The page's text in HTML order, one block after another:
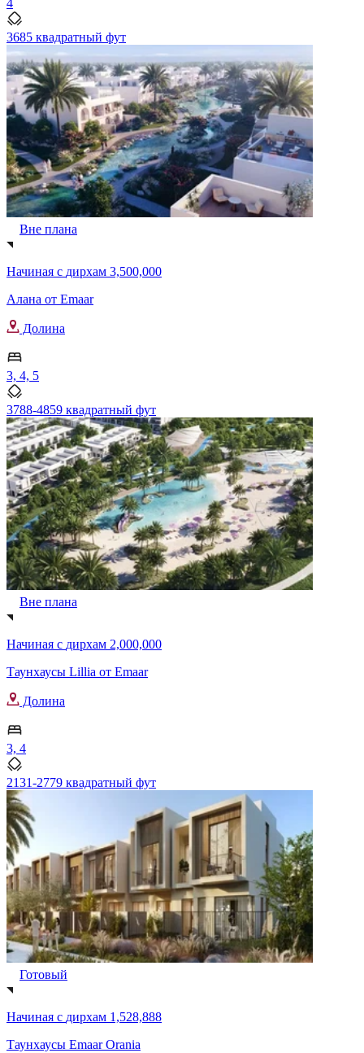
3685 квадратный фут
Вне плана
Начиная с дирхам 3,500,000
Алана от Emaar
Долина
3, 4, 5
3788-4859 квадратный фут
Вне плана
Начиная с дирхам 2,000,000
Таунхаусы Lillia от Emaar
Долина
3, 4
2131-2779 квадратный фут
Готовый
Начиная с дирхам 1,528,888
Таунхаусы Emaar Orania